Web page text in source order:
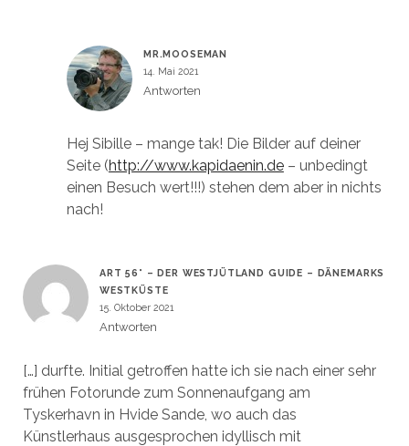
MR.MOOSEMAN
14. Mai 2021
Antworten
Hej Sibille – mange tak! Die Bilder auf deiner
Seite (http://www.kapidaenin.de– unbedingt
einen Besuch wert!!!) stehen dem aber in nichts
nach!
ART 56° – DER WESTJÜTLAND GUIDE – DÄNEMARKS
WESTKÜSTE
15. Oktober 2021
Antworten
[…] durfte. Initial getroffen hatte ich sie nach einer sehr
frühen Fotorunde zum Sonnenaufgang am
Tyskerhavn in Hvide Sande, wo auch das
Künstlerhaus ausgesprochen idyllisch mit